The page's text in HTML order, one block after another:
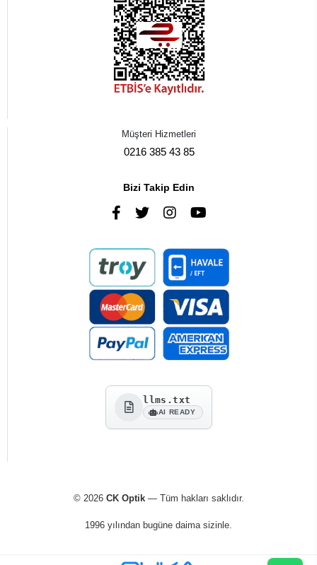
Müşteri Hizmetleri
0216 385 43 85
Bizi Takip Edin
llms.txt
AI READY
© 2026 CK Optik— Tüm hakları saklıdır.
1996 yılından bugüne daima sizinle.